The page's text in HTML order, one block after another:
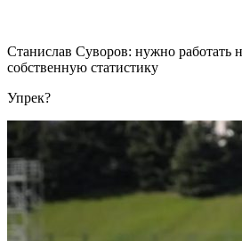
Станислав Суворов: нужно работать
собственную статистику
Упрек?